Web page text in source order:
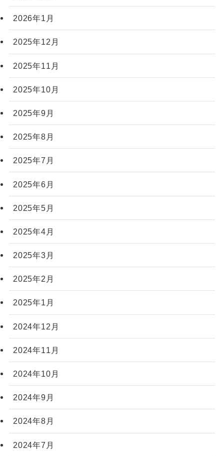
2026年1月
2025年12月
2025年11月
2025年10月
2025年9月
2025年8月
2025年7月
2025年6月
2025年5月
2025年4月
2025年3月
2025年2月
2025年1月
2024年12月
2024年11月
2024年10月
2024年9月
2024年8月
2024年7月